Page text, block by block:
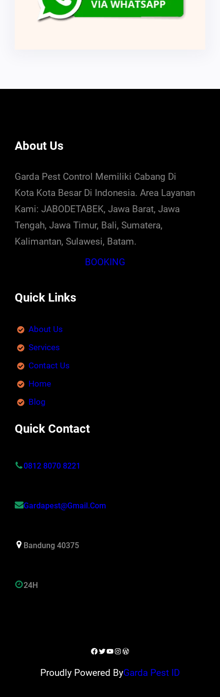
About Us
Garda Pest Control Memiliki Cabang Di
Kota Kota Besar Di Indonesia. Area Layanan
Kami: JABODETABEK, Jawa Barat, Jawa
Tengah, Jawa Timur, Bali, Sumatera,
Kalimantan, Sulawesi, Batam.
BOOKING
Quick Links
About Us
Services
Contact Us
Home
Blog
Quick Contact
0812 8070 8221
Gardapest@gmail.com
Bandung 40375
24H
Facebook
Twitter
YouTube
Instagram
WordPress
Proudly Powered ByGarda Pest ID